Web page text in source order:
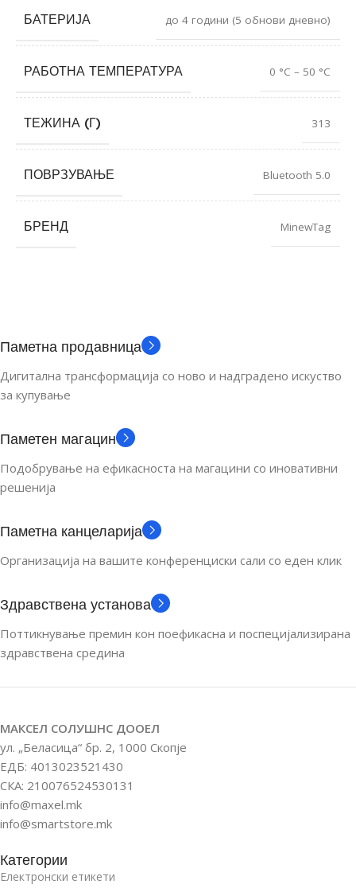
БАТЕРИЈА до 4 години (5 обнови дневно)
РАБОТНА ТЕМПЕРАТУРА 0 °C – 50 °C
ТЕЖИНА (Г) 313
ПОВРЗУВАЊЕ Bluetooth 5.0
БРЕНД MinewTag
Паметна продавница
Дигитална трансформација со ново и надградено искуство
за купување
Паметен магацин
Подобрување на ефикасноста на магацини со иновативни
решенија
Паметна канцеларија
Организација на вашите конференциски сали со еден клик
Здравствена установа
Поттикнување премин кон поефикасна и поспецијализирана
здравствена средина
МАКСЕЛ СОЛУШНС ДООЕЛ
ул. „Беласица“ бр. 2, 1000 Скопје
ЕДБ: 4013023521430
СКА: 210076524530131
info@maxel.mk
info@smartstore.mk
Категории
Електронски етикети